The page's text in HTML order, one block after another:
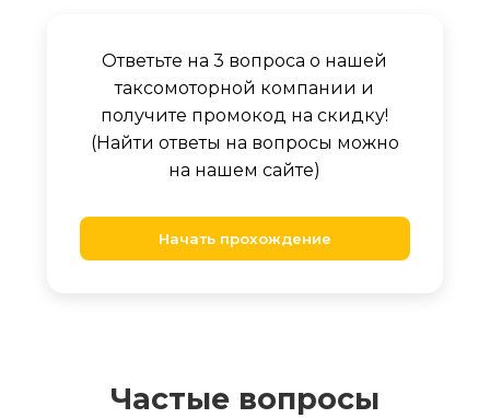
Ответьте на 3 вопроса о нашей
таксомоторной компании и
получите промокод на скидку!
(Найти ответы на вопросы можно
на нашем сайте)
Начать прохождение
Частые вопросы